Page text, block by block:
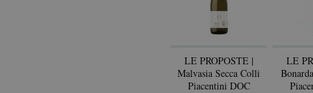
LE PROPOSTE |
Malvasia Secca Colli
Piacentini DOC
LE